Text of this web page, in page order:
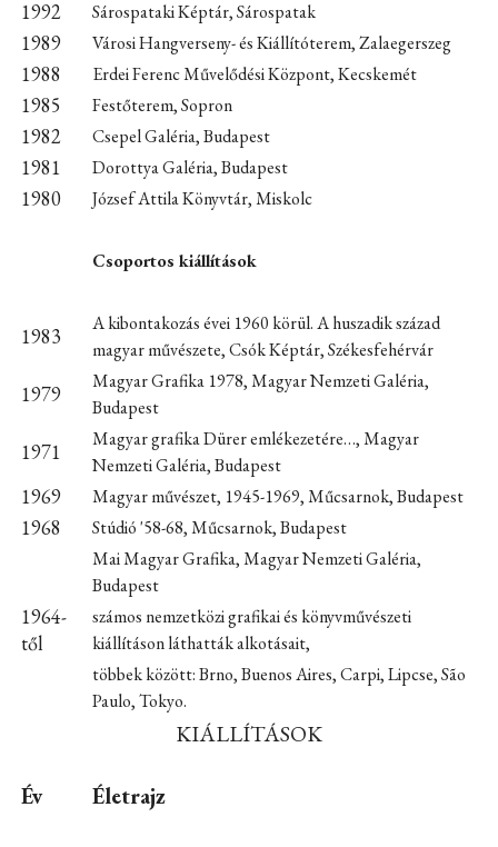
1992 Sárospataki Képtár, Sárospatak
1989 Városi Hangverseny- és Kiállítóterem, Zalaegerszeg
1988 Erdei Ferenc Művelődési Központ, Kecskemét
1985 Festőterem, Sopron
1982 Csepel Galéria, Budapest
1981 Dorottya Galéria, Budapest
1980 József Attila Könyvtár, Miskolc
Csoportos kiállítások
1983
A kibontakozás évei 1960 körül. A huszadik század
magyar művészete, Csók Képtár, Székesfehérvár
1979
Magyar Grafika 1978, Magyar Nemzeti Galéria,
Budapest
1971
Magyar grafika Dürer emlékezetére…, Magyar
Nemzeti Galéria, Budapest
1969 Magyar művészet, 1945-1969, Műcsarnok, Budapest
1968
Stúdió '58-68, Műcsarnok, Budapest
Mai Magyar Grafika, Magyar Nemzeti Galéria,
Budapest
1964-
től
számos nemzetközi grafikai és könyvművészeti
kiállításon láthatták alkotásait,
többek között: Brno, Buenos Aires, Carpi, Lipcse, São
Paulo, Tokyo.
KIÁLLÍTÁSOK
Év Életrajz